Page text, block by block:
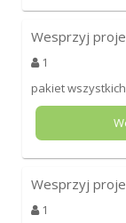
Wesprzyj
1
pakiet
Wesprzyj
1